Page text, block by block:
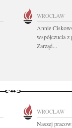
WROCŁAW
Annie
współczucia
Zarząd...
WROCŁAW
Naszej